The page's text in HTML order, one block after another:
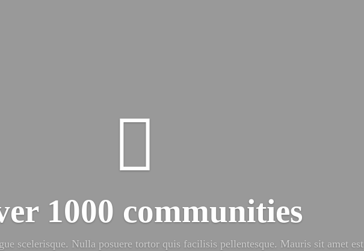
1000 communities
scelerisque. Nulla posuere tortor quis facilisis pellentesque. Mauris sit amet est